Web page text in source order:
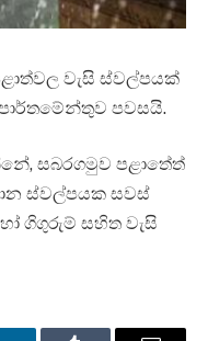
වැසි ස්වල්පයක්
පවසයි.
සබරගමුව පළාතේත්
ස්වල්පයක සවස්
ගිගුරුම් සහිත වැසි